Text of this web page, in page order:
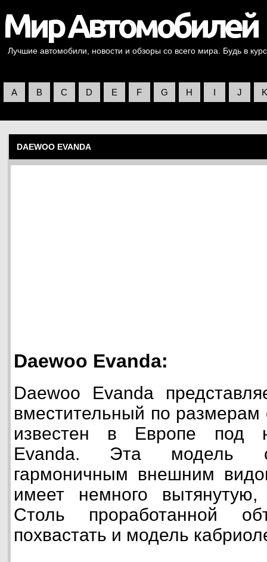
Лучшие автомобили, новости и обзоры со всего мира. Будь в
A B C D E F G H I J K
DAEWOO EVANDA
Daewoo Evanda:
Daewoo Evanda
вместительный по размерам
известен в Европе под
Evanda. Эта модель
гармоничным внешним
имеет немного
Столь проработанной
похвастать и модель